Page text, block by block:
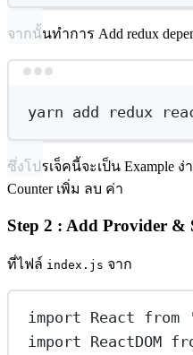
จากนั้นทำการ Add redux
yarn add redux
ซึ่งโปรเจ็คนี้จะเป็น Example
Counter เพิ่ม ลบ ค่า
Step 2 : Add Provider &
ที่ไฟล์ index.js จาก
import React from
import ReactDOM